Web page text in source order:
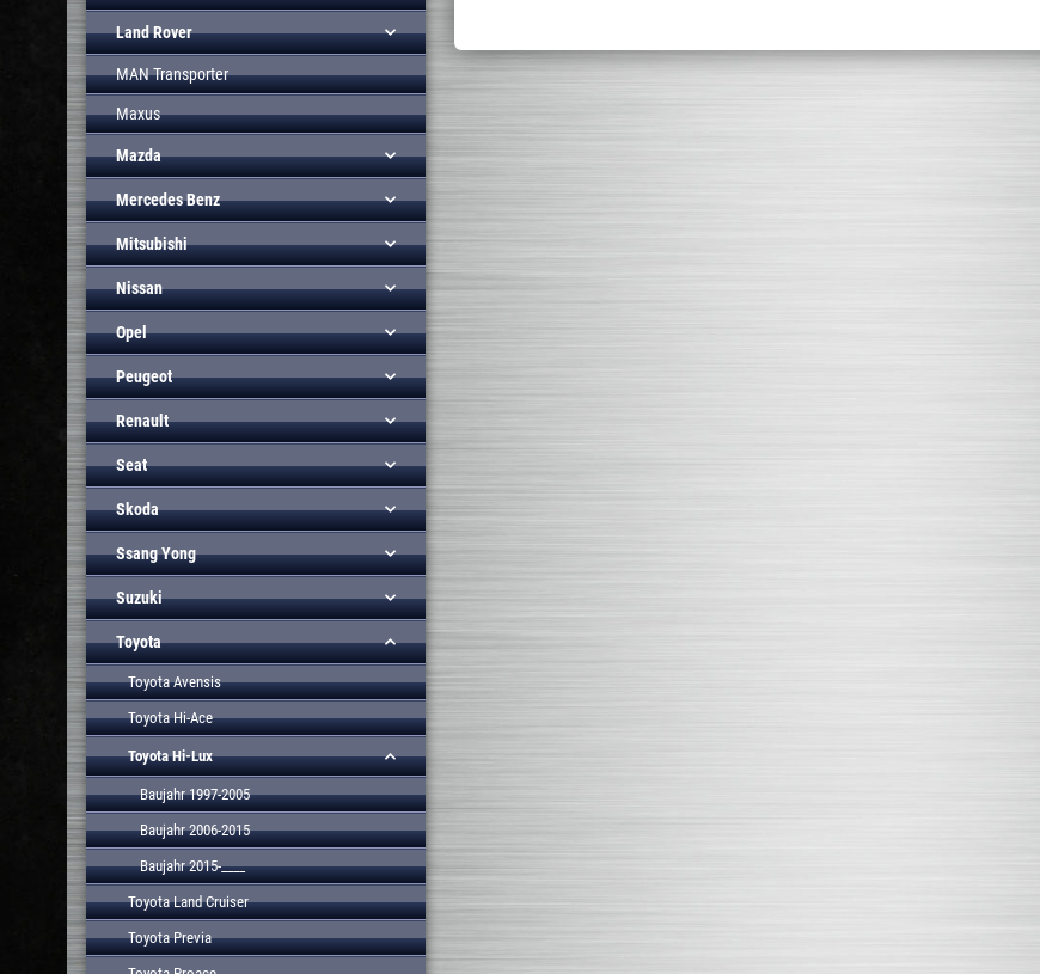
Land Rover
MAN Transporter
Maxus
Mazda
Mercedes Benz
Mitsubishi
Nissan
Opel
Peugeot
Renault
Seat
Skoda
Ssang Yong
Suzuki
Toyota
Toyota Avensis
Toyota Hi-Ace
Toyota Hi-Lux
Baujahr 1997-2005
Baujahr 2006-2015
Baujahr 2015-____
Toyota Land Cruiser
Toyota Previa